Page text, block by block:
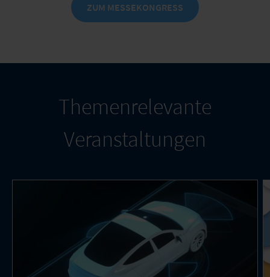
ZUM MESSEKONGRESS
Themenrelevante
Veranstaltungen